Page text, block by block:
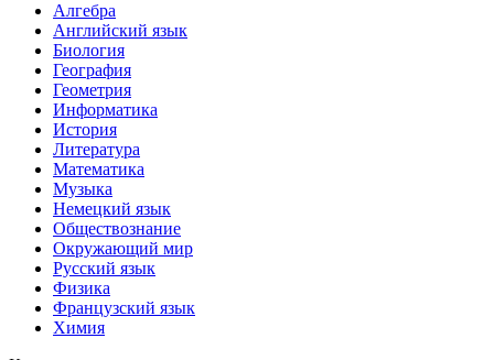
Алгебра
Английский язык
Биология
География
Геометрия
Информатика
История
Литература
Математика
Музыка
Немецкий язык
Обществознание
Окружающий мир
Русский язык
Физика
Французский язык
Химия